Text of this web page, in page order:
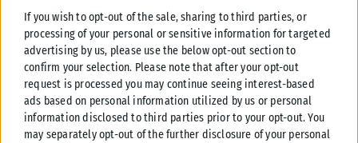
If you wish to opt-out of the sale, sharing to third parties, or
processing of your personal or sensitive information for targeted
advertising by us, please use the below opt-out section to
confirm your selection. Please note that after your opt-out
request is processed you may continue seeing interest-based
ads based on personal information utilized by us or personal
information disclosed to third parties prior to your opt-out. You
may separately opt-out of the further disclosure of your personal